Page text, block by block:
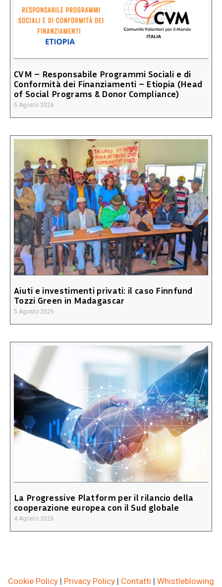
CVM – Responsabile Programmi Sociali e di
Conformità dei Finanziamenti – Etiopia (Head
of Social Programs & Donor Compliance)
5 Agosto 2026
Aiuti e investimenti privati: il caso Finnfund
Tozzi Green in Madagascar
5 Agosto 2026
La Progressive Platform per il rilancio della
cooperazione europea con il Sud globale
4 Agosto 2026
Cookie Policy | Privacy Policy | Contatti | Whistleblowing